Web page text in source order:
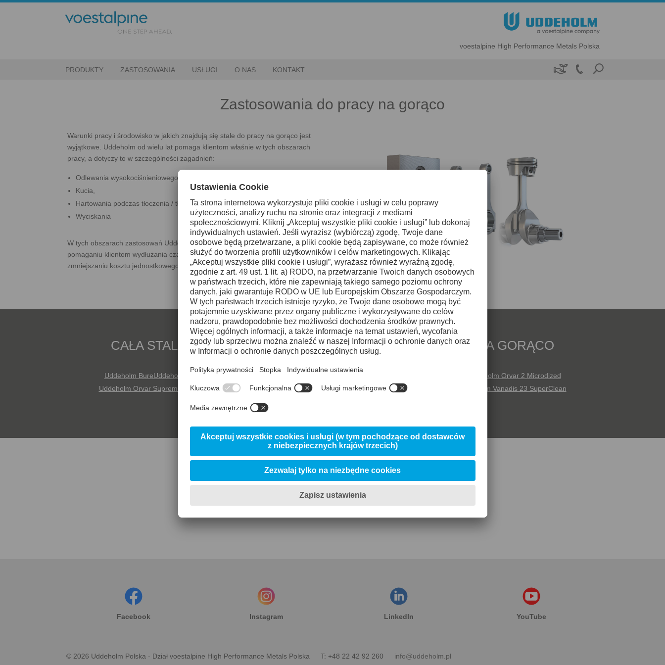
voestalpine High Performance Metals Polska
PRODUKTY ZASTOSOWANIA USŁUGI O NAS KONTAKT 
Zastosowania do pracy na gorąco
Warunki pracy i środowisko w jakich znajdują się stale do pracy na gorąco jest
wyjątkowe. Uddeholm od wielu lat pomaga klientom właśnie w tych obszarach
pracy, a dotyczy to w szczególności zagadnień:
Odlewania wysokociśnieniowego (HPDC),
Kucia,
Hartowania podczas tłoczenia / tłoczenia na gorąco,
Wyciskania
W tych obszarach zastosowań Uddeholm ma udokumentowane sukcesy w
pomaganiu klientom wydłużania czasu eksploatacji narzędzi i matryc oraz w
zmniejszaniu kosztu jednostkowego produkowanych detali.
CAŁA STAL NARZĘDZIOWA DO ZASTOSOWANIA DO PRACY NA GORĄCO
Uddeholm BureUddeholm Bure HT Uddeholm Caldie Uddeholm Dievar
Uddeholm Orvar 2 Microdized
Uddeholm Orvar Supreme
Uddeholm QRO 90 HTUddeholm QRO 90 SupremeUddeholm SkolvarUddeholm Unimax
Uddeholm Vanadis 23 SuperClean
Uddeholm Vanadis 30 SuperClean
Skontaktuj się z nami po więcej informacji
Kontakt
Facebook Instagram LinkedIn YouTube
© 2026 Uddeholm Polska - Dział voestalpine High Performance Metals Polska T: +48 22 42 92 260
info@uddeholm.pl